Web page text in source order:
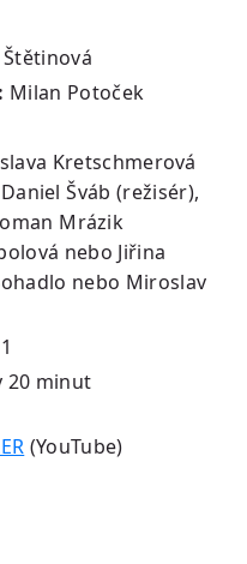
Milan Potoček
Kretschmerová
Šváb (režisér),
Mrázik
nebo Jiřina
nebo Miroslav
20 minut
(YouTube)